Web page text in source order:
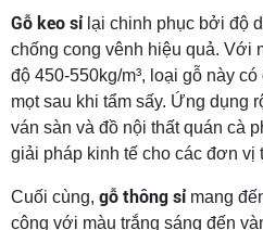
Gỗ keo sỉlại chinh phục bởi độ
chống cong vênh hiệu quả. Với
độ 450-550kg/m³, loại gỗ này
mọt sau khi tẩm sấy. Ứng dụng
ván sàn và đồ nội thất quán cà
giải pháp kinh tế cho các đơn vị
Cuối cùng, gỗ thông sỉmang
công với màu trắng sáng đến